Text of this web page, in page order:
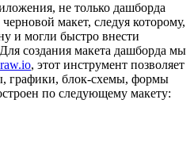
не только дашборда
макет, следуя которому,
и могли быстро внести
создания макета дашборда мы
, этот инструмент позволяет
графики, блок-схемы, формы
по следующему макету: